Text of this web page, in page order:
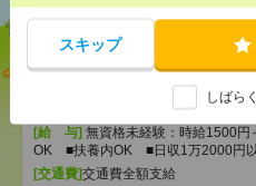
スキップ
しばら
【オープニング募集】おば
いも仕事の1つ[派遣]
[給 与] 無資格未経験：時給1500
OK ■扶養内OK ■日収1万2000円
[交通費]交通費全額支給